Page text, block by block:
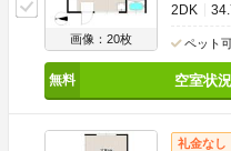
画像：20枚
2DK
ペット
空室状
礼金なし